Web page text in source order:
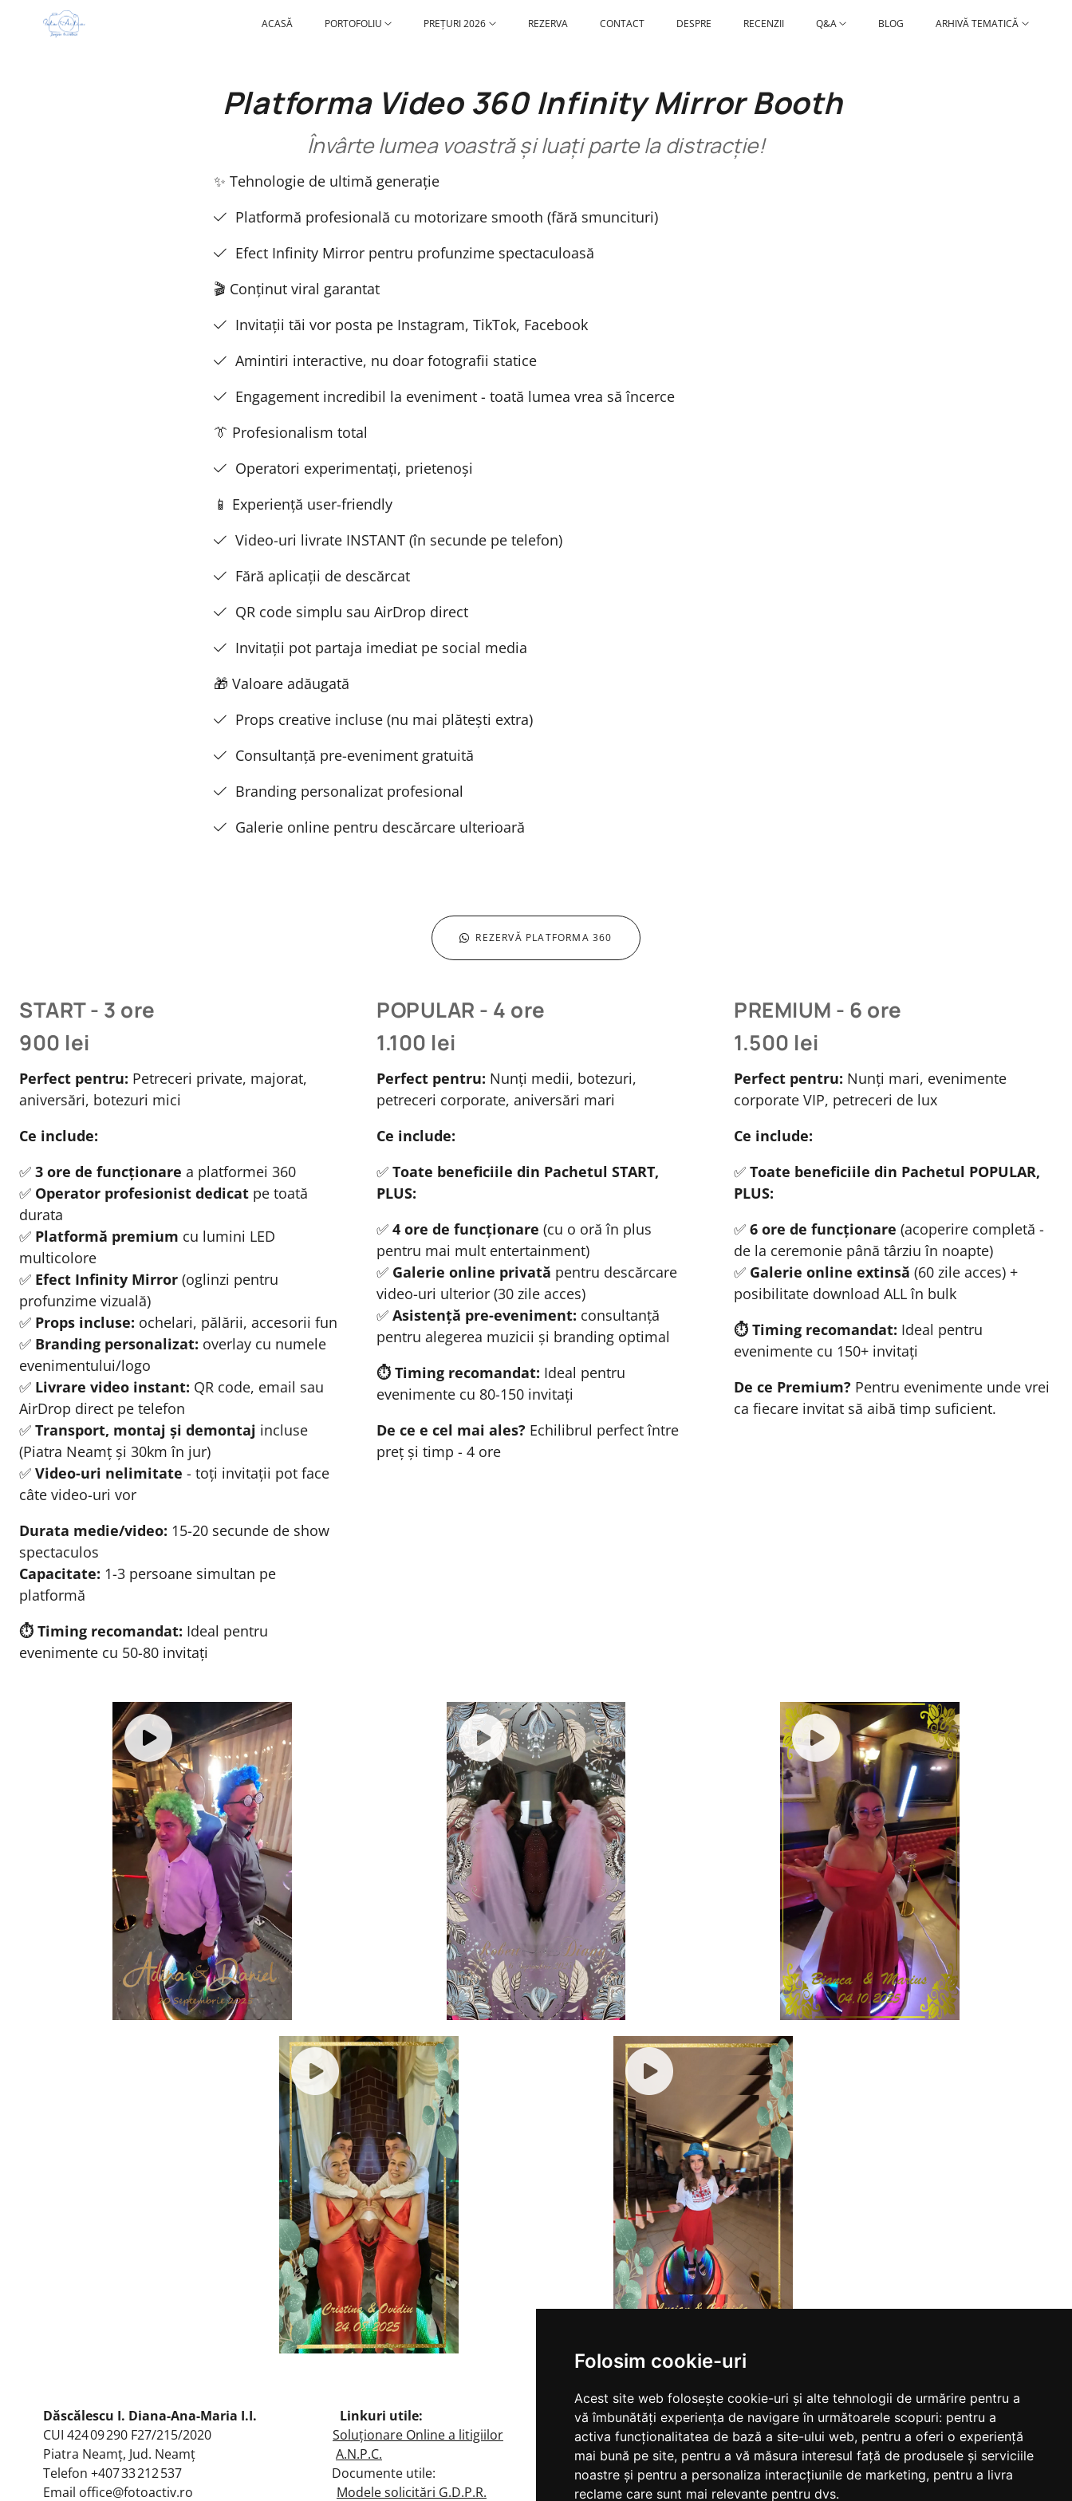
Folosim cookie-uri
Acest site web folosește cookie-uri și alte tehnologii de urmărire pentru a
vă îmbunătăți experiența de navigare în următoarele scopuri: pentru a
activa funcționalitatea de bază a site-ului web, pentru a oferi o experiență
mai bună pe site, pentru a vă măsura interesul față de produsele și serviciile
noastre și pentru a personaliza interacțiunile de marketing, pentru a livra
reclame care sunt mai relevante pentru dvs.
ACASĂ PORTOFOLIU PREȚURI 2026 REZERVA CONTACT DESPRE RECENZII Q&A BLOG ARHIVĂ TEMATICĂ
Platforma Video 360 Infinity Mirror Booth
Învârte lumea voastră și luați parte la distracție!
✨ Tehnologie de ultimă generație
Platformă profesională cu motorizare smooth (fără smuncituri)
Efect Infinity Mirror pentru profunzime spectaculoasă
🎬 Conținut viral garantat
Invitații tăi vor posta pe Instagram, TikTok, Facebook
Amintiri interactive, nu doar fotografii statice
Engagement incredibil la eveniment - toată lumea vrea să încerce
👔 Profesionalism total
Operatori experimentați, prietenoși
📱 Experiență user-friendly
Video-uri livrate INSTANT (în secunde pe telefon)
Fără aplicații de descărcat
QR code simplu sau AirDrop direct
Invitații pot partaja imediat pe social media
🎁 Valoare adăugată
Props creative incluse (nu mai plătești extra)
Consultanță pre-eveniment gratuită
Branding personalizat profesional
Galerie online pentru descărcare ulterioară
REZERVĂ PLATFORMA 360
START - 3 ore
900 lei
Perfect pentru: Petreceri private, majorat,
aniversări, botezuri mici
Ce include:
✅ 3 ore de funcționare a platformei 360
✅ Operator profesionist dedicat pe toată
durata
✅ Platformă premium cu lumini LED
multicolore
✅ Efect Infinity Mirror (oglinzi pentru
profunzime vizuală)
✅ Props incluse: ochelari, pălării, accesorii fun
✅ Branding personalizat: overlay cu numele
evenimentului/logo
✅ Livrare video instant: QR code, email sau
AirDrop direct pe telefon
✅ Transport, montaj și demontaj incluse
(Piatra Neamț și 30km în jur)
✅ Video-uri nelimitate - toți invitații pot face
câte video-uri vor
Durata medie/video: 15-20 secunde de show
spectaculos
Capacitate: 1-3 persoane simultan pe
platformă
⏱️ Timing recomandat: Ideal pentru
evenimente cu 50-80 invitați
POPULAR - 4 ore
1.100 lei
Perfect pentru: Nunți medii, botezuri,
petreceri corporate, aniversări mari
Ce include:
✅ Toate beneficiile din Pachetul START,
PLUS:
✅ 4 ore de funcționare (cu o oră în plus
pentru mai mult entertainment)
✅ Galerie online privată pentru descărcare
video-uri ulterior (30 zile acces)
✅ Asistență pre-eveniment: consultanță
pentru alegerea muzicii și branding optimal
⏱️ Timing recomandat: Ideal pentru
evenimente cu 80-150 invitați
De ce e cel mai ales? Echilibrul perfect între
preț și timp - 4 ore
PREMIUM - 6 ore
1.500 lei
Perfect pentru: Nunți mari, evenimente
corporate VIP, petreceri de lux
Ce include:
✅ Toate beneficiile din Pachetul POPULAR,
PLUS:
✅ 6 ore de funcționare (acoperire completă -
de la ceremonie până târziu în noapte)
✅ Galerie online extinsă (60 zile acces) +
posibilitate download ALL în bulk
⏱️ Timing recomandat: Ideal pentru
evenimente cu 150+ invitați
De ce Premium? Pentru evenimente unde vrei
ca fiecare invitat să aibă timp suficient.
Dăscălescu I. Diana-Ana-Maria I.I. Linkuri utile:
CUI 424 09 290 F27/215/2020 Soluționare Online a litigiilor
Piatra Neamț, Jud. Neamț A.N.P.C.
Telefon +407 33 212 537 Documente utile:
Email office@fotoactiv.ro Modele solicitări G.D.P.R.